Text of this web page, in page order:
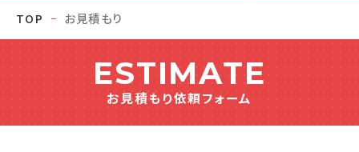
TOP お見積もり
ESTIMATE
お見積もり依頼フォーム